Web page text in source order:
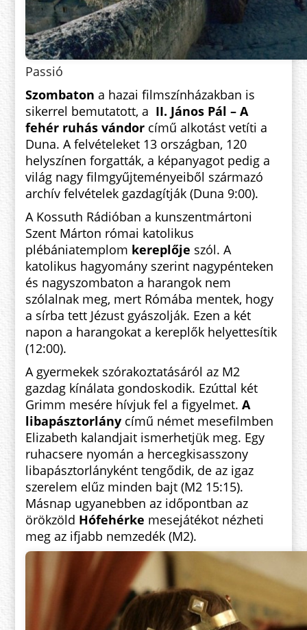
Passió
Szombaton a hazai filmszínházakban is
sikerrel bemutatott, a II. János Pál – A
fehér ruhás vándor című alkotást vetíti a
Duna. A felvételeket 13 országban, 120
helyszínen forgatták, a képanyagot pedig a
világ nagy filmgyűjteményeiből származó
archív felvételek gazdagítják (Duna 9:00).
A Kossuth Rádióban a kunszentmártoni
Szent Márton római katolikus
plébániatemplom kereplője szól. A
katolikus hagyomány szerint nagypénteken
és nagyszombaton a harangok nem
szólalnak meg, mert Rómába mentek, hogy
a sírba tett Jézust gyászolják. Ezen a két
napon a harangokat a kereplők helyettesítik
(12:00).
A gyermekek szórakoztatásáról az M2
gazdag kínálata gondoskodik. Ezúttal két
Grimm mesére hívjuk fel a figyelmet.A
libapásztorlány című német mesefilmben
Elizabeth kalandjait ismerhetjük meg. Egy
ruhacsere nyomán a hercegkisasszony
libapásztorlányként tengődik, de az igaz
szerelem elűz minden bajt (M2 15:15).
Másnap ugyanebben az időpontban az
örökzöld Hófehérke mesejátékot nézheti
meg az ifjabb nemzedék (M2).